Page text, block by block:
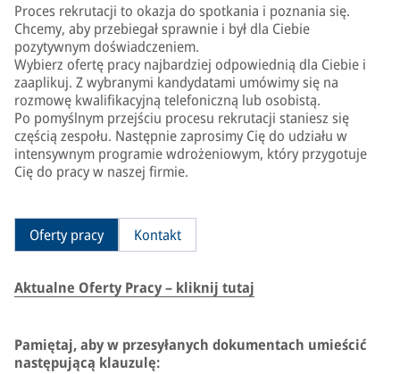
Proces rekrutacji to okazja do spotkania i poznania się.
Chcemy, aby przebiegał sprawnie i był dla Ciebie
pozytywnym doświadczeniem.
Wybierz ofertę pracy najbardziej odpowiednią dla Ciebie i
zaaplikuj. Z wybranymi kandydatami umówimy się na
rozmowę kwalifikacyjną telefoniczną lub osobistą.
Po pomyślnym przejściu procesu rekrutacji staniesz się
częścią zespołu. Następnie zaprosimy Cię do udziału w
intensywnym programie wdrożeniowym, który przygotuje
Cię do pracy w naszej firmie.
Oferty pracy Kontakt
Aktualne Oferty Pracy – kliknij tutaj
Pamiętaj, aby w przesyłanych dokumentach umieścić
następującą klauzulę: